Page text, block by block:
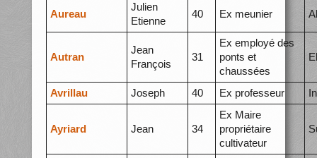
Aureau
Julien
Etienne
40 Ex meunier
Autran
Jean
François
31
Ex employé des
ponts et
chaussées
Avrillau Joseph 40 Ex professeur
Ayriard Jean 34
Ex Maire
propriétaire
cultivateur